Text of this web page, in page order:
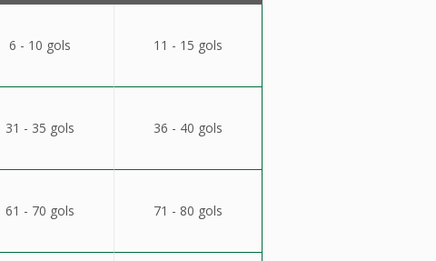
6 - 10 gols 11 - 15 gols
31 - 35 gols 36 - 40 gols
61 - 70 gols 71 - 80 gols